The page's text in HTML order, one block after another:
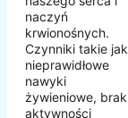
naczyń
krwionośnych.
Czynniki takie jak
nieprawidłowe
nawyki
żywieniowe, brak
aktywności